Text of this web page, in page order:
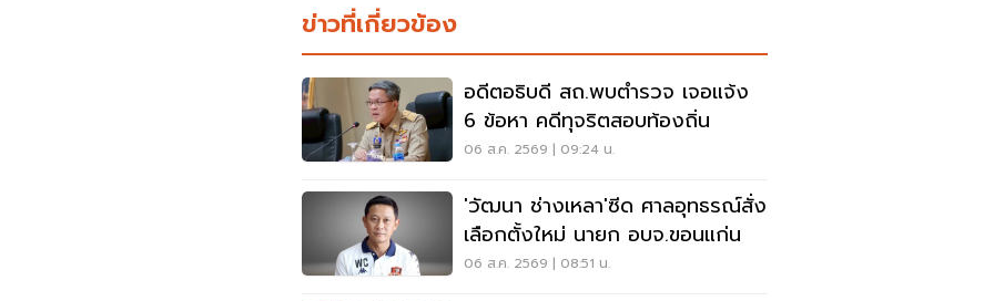
ข่าวที่เกี่ยวข้อง
อดีตอธิบดี สถ.พบตำรวจ เจอแจ้ง
6 ข้อหา คดีทุจริตสอบท้องถิ่น
06 ส.ค. 2569 | 09:24 น.
'วัฒนา ช่างเหลา'ซีด ศาลอุทธรณ์สั่ง
เลือกตั้งใหม่ นายก อบจ.ขอนแก่น
06 ส.ค. 2569 | 08:51 น.